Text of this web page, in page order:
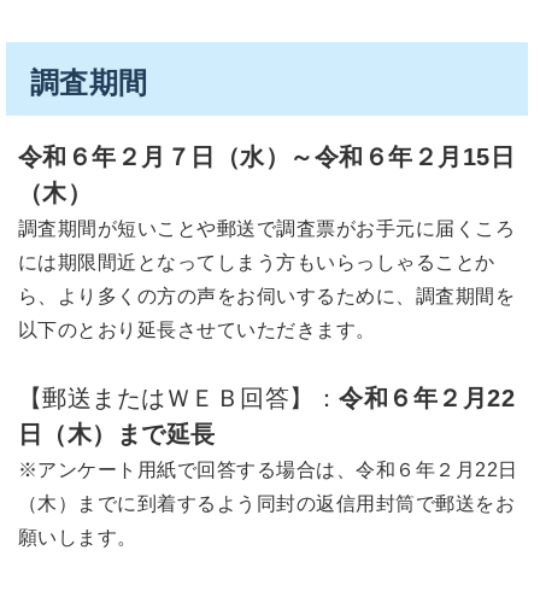
調査期間
令和６年２月７日（水）～令和６年２月15日
（木）
調査期間が短いことや郵送で調査票がお手元に届くころ
には期限間近となってしまう方もいらっしゃることか
ら、より多くの方の声をお伺いするために、調査期間を
以下のとおり延長させていただきます。
【郵送またはＷＥＢ回答】：令和６年２月22
日（木）まで延長
※アンケート用紙で回答する場合は、令和６年２月22日
（木）までに到着するよう同封の返信用封筒で郵送をお
願いします。